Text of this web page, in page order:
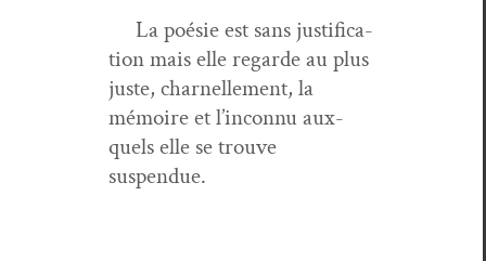
La poésie est sans jus­ti­fi­ca­
tion mais elle regarde au plus
juste, char­nelle­ment, la
mémoire et l’inconnu aux­
quels elle se trou­ve
suspendue.